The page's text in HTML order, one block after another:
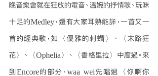
晚音樂會就在狂放的電音、溫婉的抒情歌、玩味
十足的Medley，還有大家耳熟能詳，一首又一
首的經典歌，如〈優雅的刺蝟〉、〈末路狂
花〉、〈Ophelia〉、〈香格里拉〉中度過。來
到Encore的部分，waa wei先唱過〈你啊你